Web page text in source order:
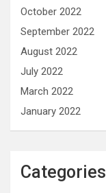
October 2022
September 2022
August 2022
July 2022
March 2022
January 2022
Categories